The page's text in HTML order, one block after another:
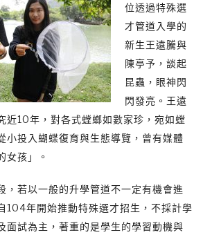
位透過特殊選
才管道入學的
新生王遠騰與
陳亭予，談起
昆蟲，眼神閃
閃發亮。王遠
近10年，對各式螳螂如數家珍，宛如螳
小投入蝴蝶復育與生態導覽，曾有媒體
女孩」。
，若以一般的升學管道不一定有機會進
104年開始推動特殊選才招生，不採計學
面試為主，著重的是學生的學習動機與